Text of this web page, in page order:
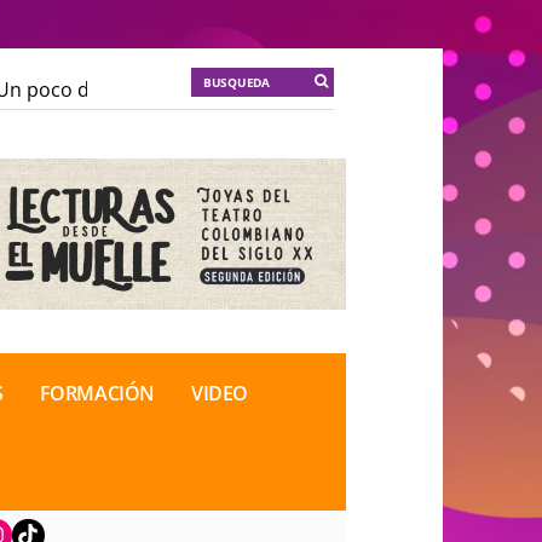
poco de locura para la cordura
Soma
Soma
de Teatro Rosa
FORMACIÓN VIDEO
TikTok